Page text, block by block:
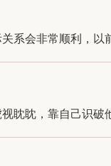
系会非常顺利，
眈眈，靠自己识